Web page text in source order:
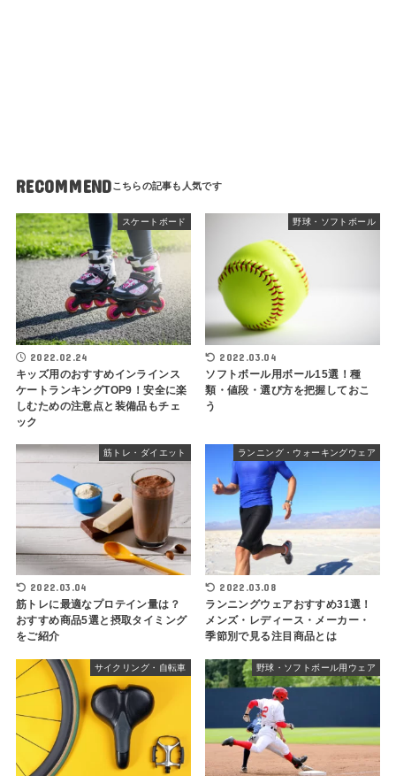
RECOMMEND
スケートボード
2022.02.24
キッズ用のおすすめインラインス
ケートランキングTOP9！安全に楽
しむための注意点と装備品もチェ
ック
野球・ソフトボール
2022.03.04
ソフトボール用ボール15選！種
類・値段・選び方を把握しておこ
う
筋トレ・ダイエット
2022.03.04
筋トレに最適なプロテイン量は？
おすすめ商品5選と摂取タイミング
をご紹介
ランニング・ウォーキングウェア
2022.03.08
ランニングウェアおすすめ31選！
メンズ・レディース・メーカー・
季節別で見る注目商品とは
サイクリング・自転車 野球・ソフトボール用ウェア